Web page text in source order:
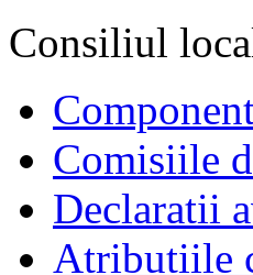
Consiliul
Comisiile
Declaratii
Atributiile